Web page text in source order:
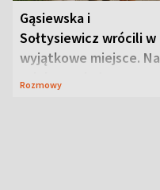
Gąsiewska i
Sołtysiewicz wrócili w
wyjątkowe miejsce. Na
szlaku czekał
Rozmowy